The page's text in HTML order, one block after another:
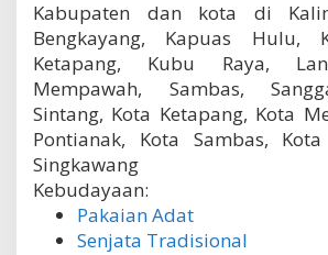
Kabupaten dan kota di
Bengkayang, Kapuas Hulu,
Ketapang, Kubu Raya,
Mempawah, Sambas,
Sintang, Kota Ketapang, Kota
Pontianak, Kota Sambas,
Singkawang
Kebudayaan:
Pakaian Adat
Senjata Tradisional